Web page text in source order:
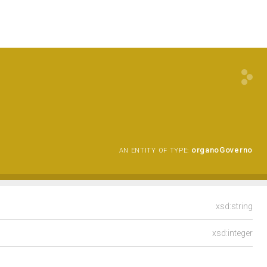
AN ENTITY OF TYPE: organoGoverno
xsd:string
xsd:integer